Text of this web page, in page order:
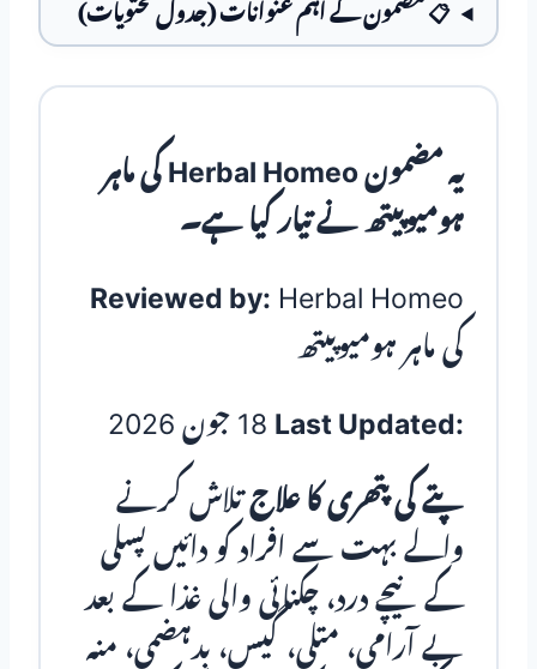
یہ مضمون Herbal Homeo کی ماہر
ہومیوپیتھ نے تیار کیا ہے۔
Reviewed by: Herbal Homeo
کی ماہر ہومیوپیتھ
Last Updated:
پتے کی پتھری کا علاجتلاش کرنے
والے بہت سے افراد کو دائیں پسلی
کے نیچے درد، چکنائی والی غذا کے بعد
بے آرامی، متلی، گیس، بدہضمی، منہ